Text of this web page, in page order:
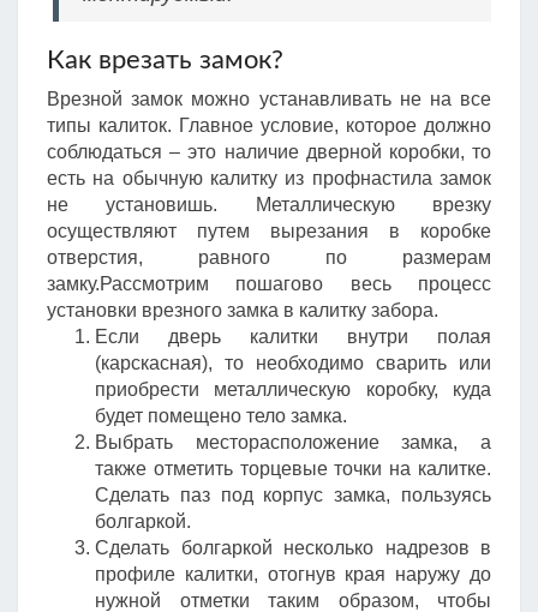
Как врезать замок?
Врезной замок можно устанавливать не на все
типы калиток. Главное условие, которое должно
соблюдаться – это наличие дверной коробки, то
есть на обычную калитку из профнастила замок
не установишь. Металлическую врезку
осуществляют путем вырезания в коробке
отверстия, равного по размерам
замку.Рассмотрим пошагово весь процесс
установки врезного замка в калитку забора.
Если дверь калитки внутри полая
(карскасная), то необходимо сварить или
приобрести металлическую коробку, куда
будет помещено тело замка.
Выбрать месторасположение замка, а
также отметить торцевые точки на калитке.
Сделать паз под корпус замка, пользуясь
болгаркой.
Сделать болгаркой несколько надрезов в
профиле калитки, отогнув края наружу до
нужной отметки таким образом, чтобы